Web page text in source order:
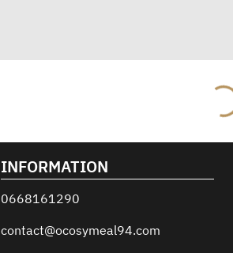
INFORMATION
0668161290
contact@ocosymeal94.com